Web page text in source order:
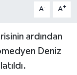
A- A+
ardından
Deniz